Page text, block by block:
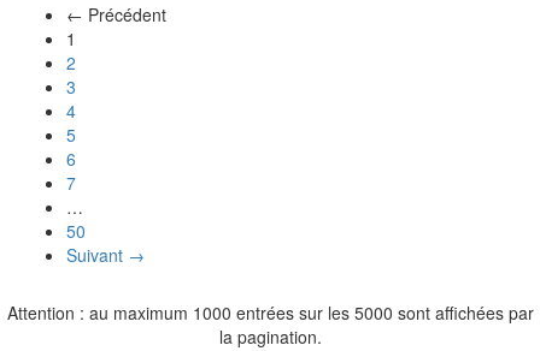
← Précédent
1
2
3
4
5
6
7
…
50
Suivant →
Attention : au maximum 1000 entrées sur les 5000 sont affichées par
la pagination.